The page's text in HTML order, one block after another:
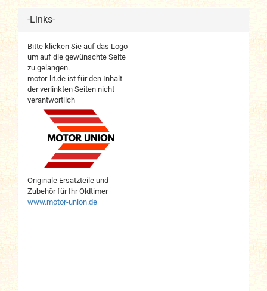
-Links-
Bitte klicken Sie auf das Logo
um auf die gewünschte Seite
zu gelangen.
motor-lit.de ist für den Inhalt
der verlinkten Seiten nicht
verantwortlich
Originale Ersatzteile und
Zubehör für Ihr Oldtimer
www.motor-union.de